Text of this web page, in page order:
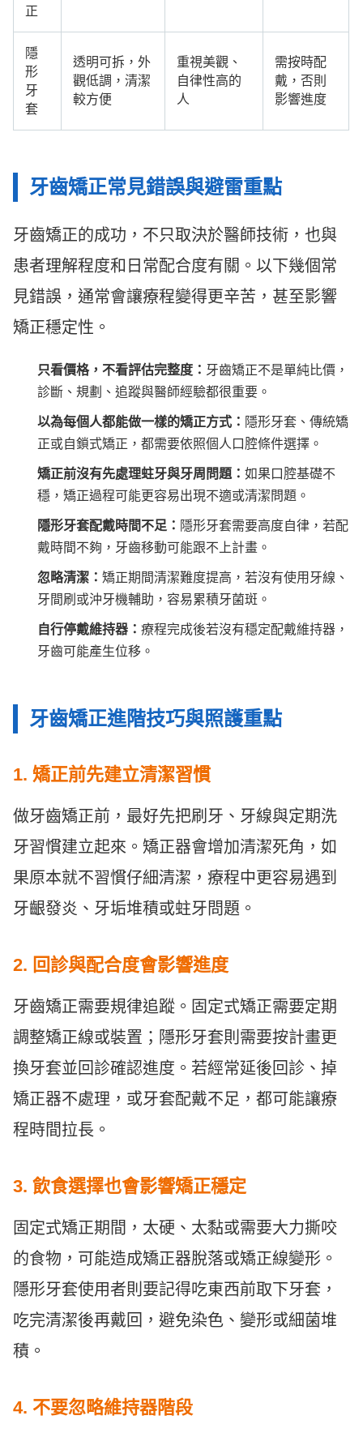
正
隱
形
牙
套
透明可拆，外
觀低調，清潔
較方便
重視美觀、
自律性高的
人
需按時配
戴，否則
影響進度
牙齒矯正常見錯誤與避雷重點
牙齒矯正的成功，不只取決於醫師技術，也與
患者理解程度和日常配合度有關。以下幾個常
見錯誤，通常會讓療程變得更辛苦，甚至影響
矯正穩定性。
只看價格，不看評估完整度： 牙齒矯正不是單純比價，
診斷、規劃、追蹤與醫師經驗都很重要。
以為每個人都能做一樣的矯正方式： 隱形牙套、傳統矯
正或自鎖式矯正，都需要依照個人口腔條件選擇。
矯正前沒有先處理蛀牙與牙周問題：如果口腔基礎不
穩，矯正過程可能更容易出現不適或清潔問題。
隱形牙套配戴時間不足： 隱形牙套需要高度自律，若配
戴時間不夠，牙齒移動可能跟不上計畫。
忽略清潔：矯正期間清潔難度提高，若沒有使用牙線、
牙間刷或沖牙機輔助，容易累積牙菌斑。
自行停戴維持器：療程完成後若沒有穩定配戴維持器，
牙齒可能產生位移。
牙齒矯正進階技巧與照護重點
1. 矯正前先建立清潔習慣
做牙齒矯正前，最好先把刷牙、牙線與定期洗
牙習慣建立起來。矯正器會增加清潔死角，如
果原本就不習慣仔細清潔，療程中更容易遇到
牙齦發炎、牙垢堆積或蛀牙問題。
2. 回診與配合度會影響進度
牙齒矯正需要規律追蹤。固定式矯正需要定期
調整矯正線或裝置；隱形牙套則需要按計畫更
換牙套並回診確認進度。若經常延後回診、掉
矯正器不處理，或牙套配戴不足，都可能讓療
程時間拉長。
3. 飲食選擇也會影響矯正穩定
固定式矯正期間，太硬、太黏或需要大力撕咬
的食物，可能造成矯正器脫落或矯正線變形。
隱形牙套使用者則要記得吃東西前取下牙套，
吃完清潔後再戴回，避免染色、變形或細菌堆
積。
4. 不要忽略維持器階段